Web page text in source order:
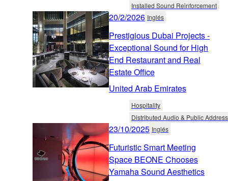
Installed Sound Reinforcement
20/2/2026 Inglés
Prestigious Dubai Projects -
Exceptional Sound for High
End Restaurant and Real
Estate Office
United Arab Emirates
Hospitality
Distributed Audio & Public Address
23/10/2025 Inglés
Futuristic Smart Meeting
Space BEONE Chooses
Yamaha Sound Aesthetics